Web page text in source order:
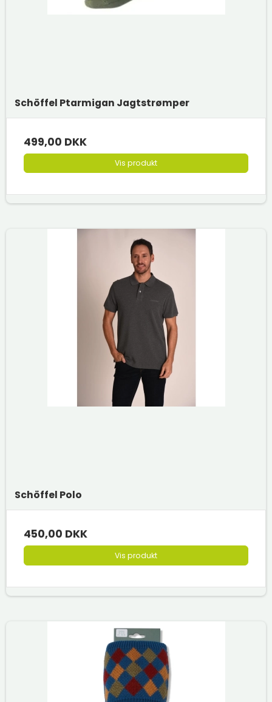
Schöffel Ptarmigan Jagtstrømper
499,00 DKK
Vis produkt
Schöffel Polo
450,00 DKK
Vis produkt